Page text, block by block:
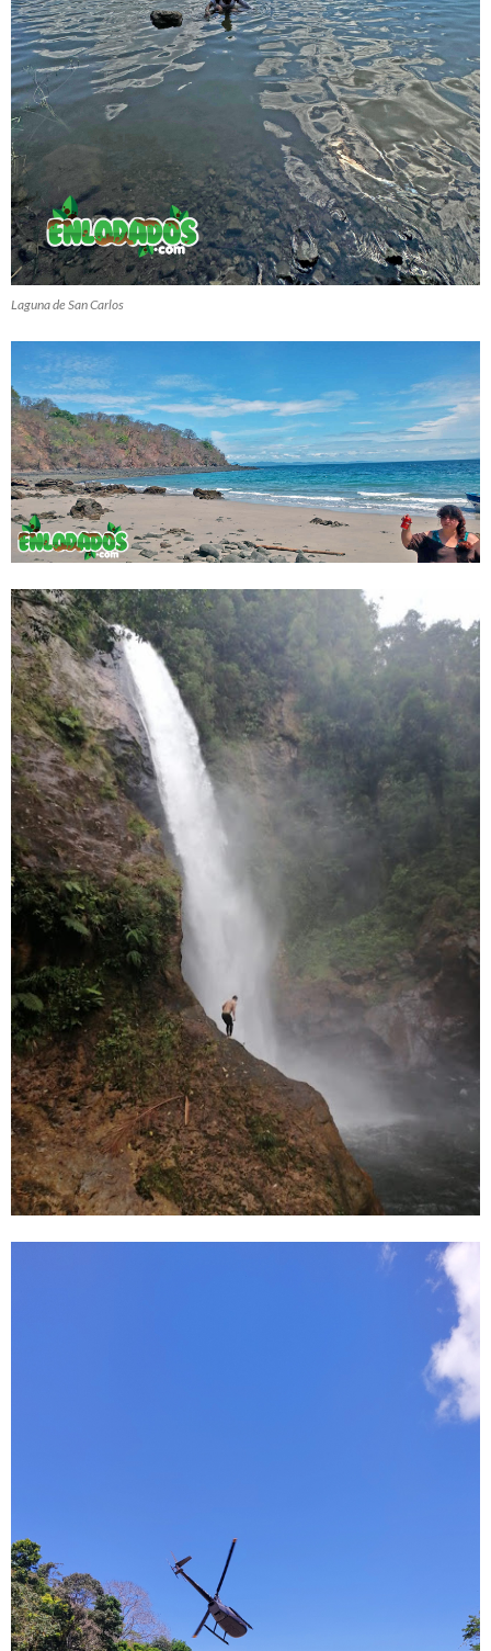
Laguna de San Carlos